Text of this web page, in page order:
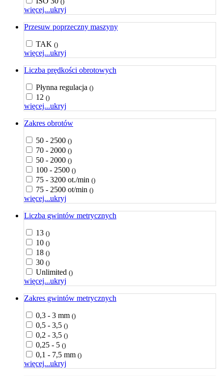
więcej...ukryj
Przesuw poprzeczny maszyny
TAK ()
więcej...ukryj
Liczba prędkości obrotowych
Płynna regulacja ()
12 ()
więcej...ukryj
Zakres obrotów
50 - 2500 ()
70 - 2000 ()
50 - 2000 ()
100 - 2500 ()
75 - 3200 ot./min ()
75 - 2500 ot/min ()
więcej...ukryj
Liczba gwintów metrycznych
13 ()
10 ()
18 ()
30 ()
Unlimited ()
więcej...ukryj
Zakres gwintów metrycznych
0,3 - 3 mm ()
0,5 - 3,5 ()
0,2 - 3,5 ()
0,25 - 5 ()
0,1 - 7,5 mm ()
więcej...ukryj